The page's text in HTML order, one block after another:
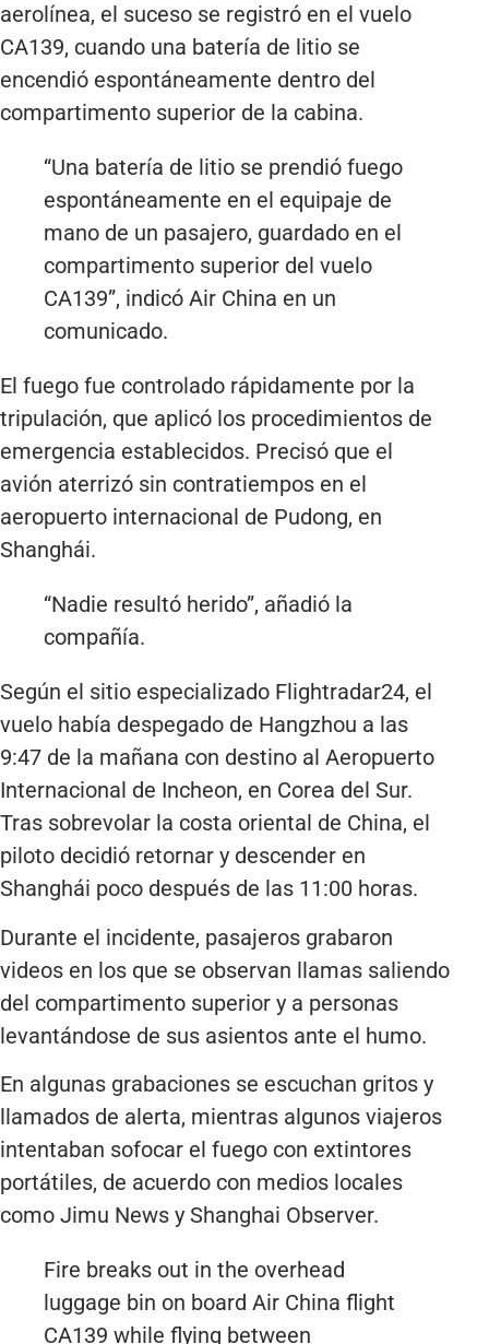
aerolínea, el suceso se registró en el vuelo
CA139, cuando una batería de litio se
encendió espontáneamente dentro del
compartimento superior de la cabina.
“Una batería de litio se prendió fuego
espontáneamente en el equipaje de
mano de un pasajero, guardado en el
compartimento superior del vuelo
CA139”, indicó Air China en un
comunicado.
El fuego fue controlado rápidamente por la
tripulación, que aplicó los procedimientos de
emergencia establecidos. Precisó que el
avión aterrizó sin contratiempos en el
aeropuerto internacional de Pudong, en
Shanghái.
“Nadie resultó herido”, añadió la
compañía.
Según el sitio especializado Flightradar24, el
vuelo había despegado de Hangzhou a las
9:47 de la mañana con destino al Aeropuerto
Internacional de Incheon, en Corea del Sur.
Tras sobrevolar la costa oriental de China, el
piloto decidió retornar y descender en
Shanghái poco después de las 11:00 horas.
Durante el incidente, pasajeros grabaron
videos en los que se observan llamas saliendo
del compartimento superior y a personas
levantándose de sus asientos ante el humo.
En algunas grabaciones se escuchan gritos y
llamados de alerta, mientras algunos viajeros
intentaban sofocar el fuego con extintores
portátiles, de acuerdo con medios locales
como Jimu News y Shanghai Observer.
Fire breaks out in the overhead
luggage bin on board Air China flight
CA139 while flying between